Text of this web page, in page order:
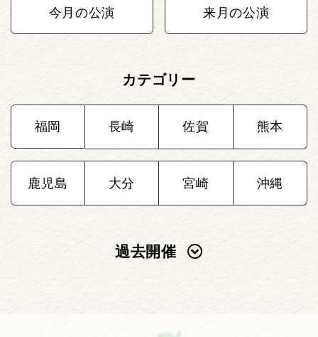
今月の公演 来月の公演
カテゴリー
福岡 長崎 佐賀 熊本
鹿児島 大分 宮崎 沖縄
過去開催